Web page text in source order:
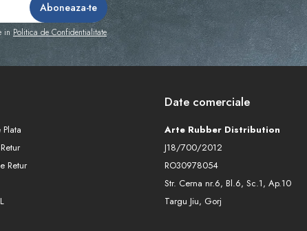
in Politica de Confidentialitate
Retur
Date comerciale
Arte Rubber Distribution
J18/700/2012
RO30978054
Str. Cerna nr.6, Bl.6, Sc.1, Ap.10
Targu Jiu, Gorj